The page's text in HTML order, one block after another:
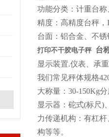
功能分类：计重台
精度：高精度台秤
台面：铝合金、不
打印不干胶电子秤 台
显示装置.仪表、承
我们常见秤体规格
大称量：30-150Kg
显示器：砣式(标尺)
力传递机构：有杠
构等等。